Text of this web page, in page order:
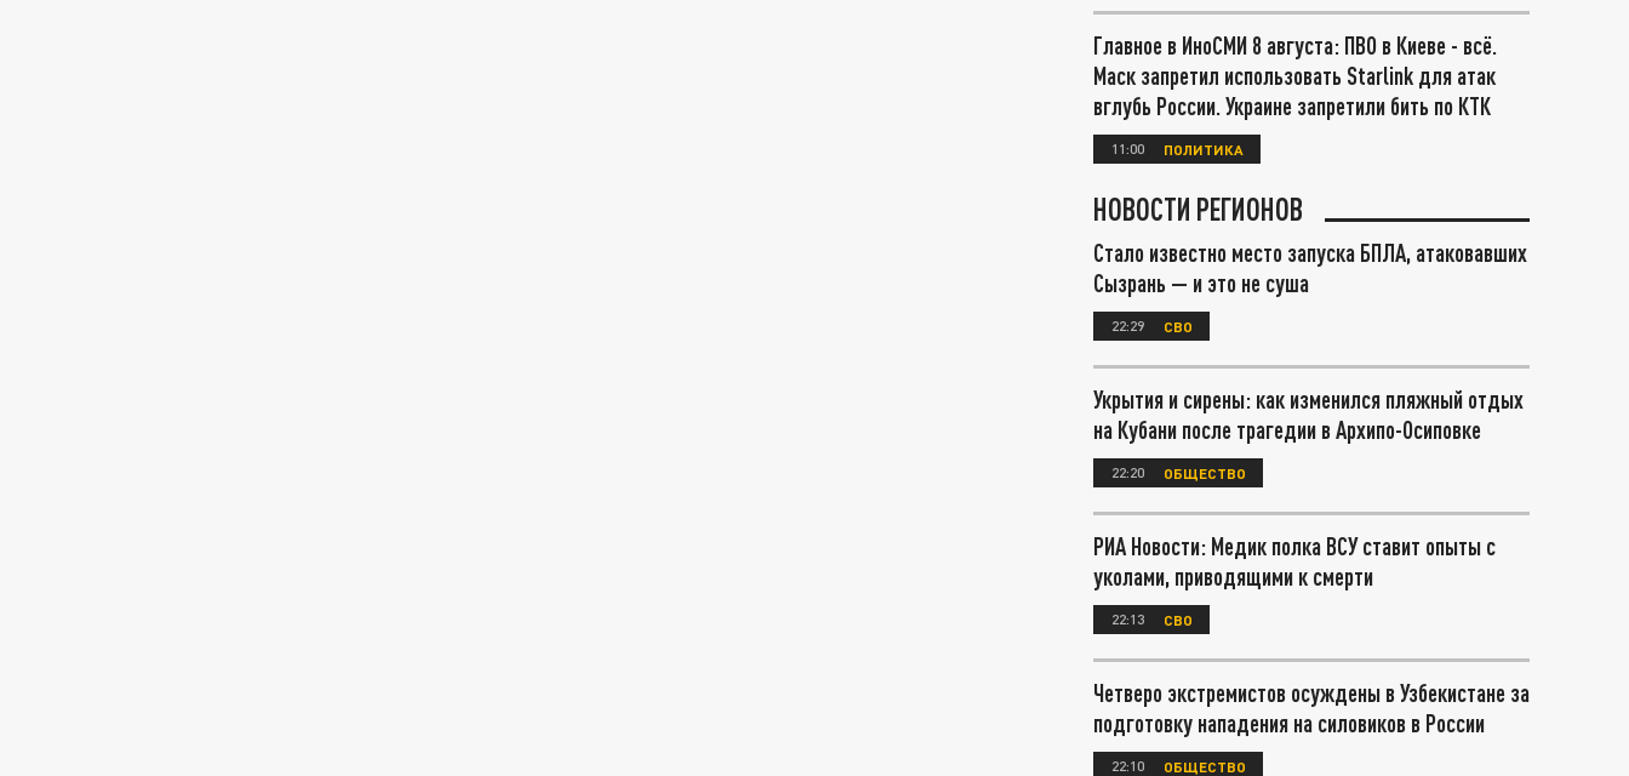
Главное в ИноСМИ 8 августа: ПВО в Киеве - всё.
Маск запретил использовать Starlink для атак
вглубь России. Украине запретили бить по КТК
11:00 ПОЛИТИКА
НОВОСТИ РЕГИОНОВ
Стало известно место запуска БПЛА, атаковавших
Сызрань — и это не суша
22:29 СВО
Укрытия и сирены: как изменился пляжный отдых
на Кубани после трагедии в Архипо-Осиповке
22:20 ОБЩЕСТВО
РИА Новости: Медик полка ВСУ ставит опыты с
уколами, приводящими к смерти
22:13 СВО
Четверо экстремистов осуждены в Узбекистане за
подготовку нападения на силовиков в России
22:10 ОБЩЕСТВО